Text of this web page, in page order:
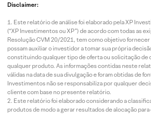
Disclaimer:
Este relatório de análise foi elaborado pela XP
(“XP Investimentos ou XP”) de acordo com todas as
Resolução CVM 20/2021, tem como objetivo
possam auxiliar o investidor a tomar sua própria
constituindo qualquer tipo de oferta ou solicitação de
qualquer produto. As informações contidas neste
válidas na data de sua divulgação e foram obtidas de
Investimentos não se responsabiliza por qualquer
cliente com base no presente relatório.
Este relatório foi elaborado considerando a
produtos de modo a gerar resultados de alocação